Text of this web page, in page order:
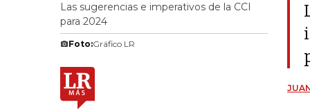
Las sugerencias e imperativos de la CCI
para 2024
Foto:Gráfico LR